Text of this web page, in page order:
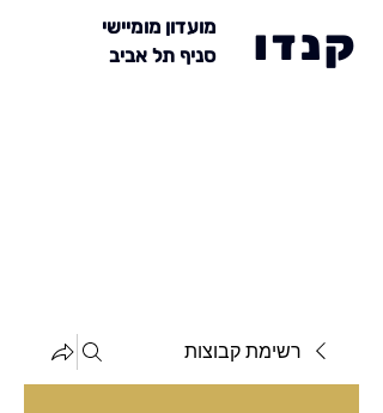
מועדון מומיישי
סניף תל אביב
קנדו
רשימת קבוצות